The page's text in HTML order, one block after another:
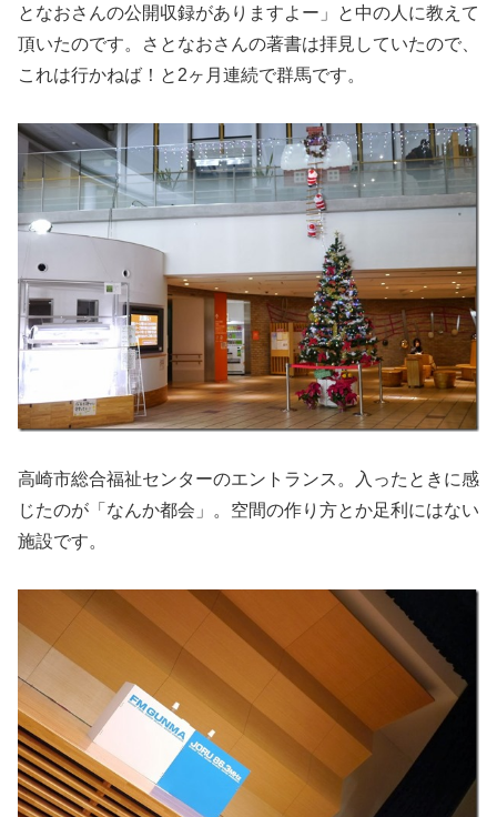
となおさんの公開収録がありますよー」と中の人に教えて
頂いたのです。さとなおさんの著書は拝見していたので、
これは行かねば！と2ヶ月連続で群馬です。
高崎市総合福祉センターのエントランス。入ったときに感
じたのが「なんか都会」。空間の作り方とか足利にはない
施設です。